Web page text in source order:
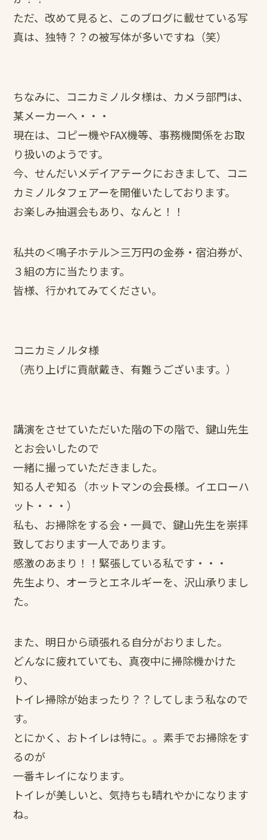
ただ、改めて見ると、このブログに載せている写
真は、独特？？の被写体が多いですね（笑）
ちなみに、コニカミノルタ様は、カメラ部門は、
某メーカーへ・・・
現在は、コピー機やFAX機等、事務機関係をお取
り扱いのようです。
今、せんだいメデイアテークにおきまして、コニ
カミノルタフェアーを開催いたしております。
お楽しみ抽選会もあり、なんと！！
私共の＜鳴子ホテル＞三万円の金券・宿泊券が、
３組の方に当たります。
皆様、行かれてみてください。
コニカミノルタ様
（売り上げに貢献戴き、有難うございます。）
講演をさせていただいた階の下の階で、鍵山先生
とお会いしたので
一緒に撮っていただきました。
知る人ぞ知る（ホットマンの会長様。イエローハ
ット・・・）
私も、お掃除をする会・一員で、鍵山先生を崇拝
致しております一人であります。
感激のあまり！！緊張している私です・・・
先生より、オーラとエネルギーを、沢山承りまし
た。
また、明日から頑張れる自分がおりました。
どんなに疲れていても、真夜中に掃除機かけた
り、
トイレ掃除が始まったり？？してしまう私なので
す。
とにかく、おトイレは特に。。素手でお掃除をす
るのが
一番キレイになります。
トイレが美しいと、気持ちも晴れやかになります
ね。